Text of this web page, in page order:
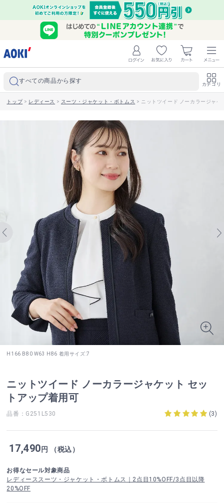
すべての商品から探す カテゴリ
トップ> レディース > スーツ・ジャケット・ボトムス > ニットツイード ノーカラージャ
H166 B80 W63 H86 着用サイズ:7
ニットツイード ノーカラージャケット セッ
トアップ着用可
品番：G251L530 (3)
17,490円 （税込）
お得なセール対象商品
レディーススーツ・ジャケット・ボトムス｜2点目10%OFF/3点目以降
20%OFF